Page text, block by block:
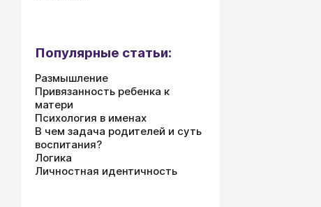
Популярные статьи:
Размышление
Привязанность ребенка к
матери
Психология в именах
В чем задача родителей и суть
воспитания?
Логика
Личностная идентичность